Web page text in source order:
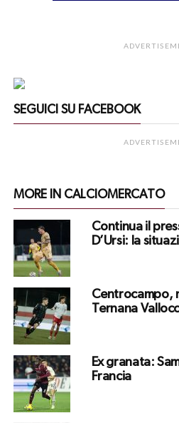
SEGUICI SU FACEBOOK
MORE IN CALCIOMERCATO
Continua il
D’Ursi: la
Centrocampo,
Ternana
Ex granata:
Francia